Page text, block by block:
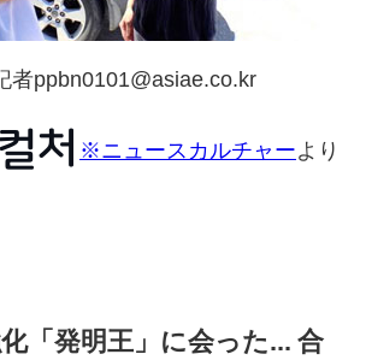
者ppbn0101@asiae.co.kr
※ニュースカルチャー より
「発明王」に会った... 合